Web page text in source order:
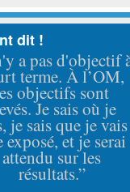
dit !
a pas d'objectif
terme. À l’OM,
objectifs sont
Je sais où je
je sais que je vais
exposé, et je serai
attendu sur les
résultats.”